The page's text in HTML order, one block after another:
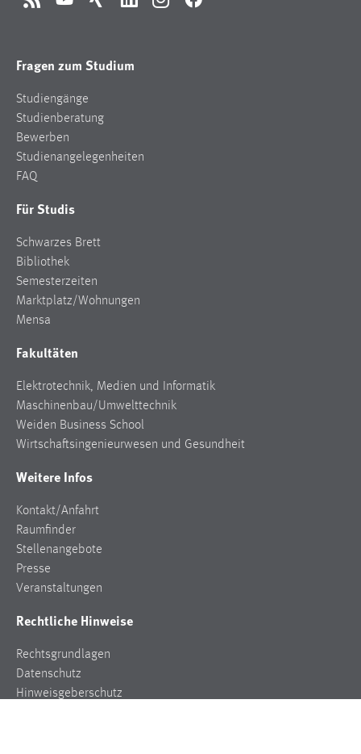
RSS YouTubeXing LinkedInInstagramFacebook
Fragen zum Studium
Studiengänge
Studienberatung
Bewerben
Studienangelegenheiten
FAQ
Für Studis
Schwarzes Brett
Bibliothek
Semesterzeiten
Marktplatz/Wohnungen
Mensa
Fakultäten
Elektrotechnik, Medien und Informatik
Maschinenbau/Umwelttechnik
Weiden Business School
Wirtschaftsingenieurwesen und Gesundheit
Weitere Infos
Kontakt/Anfahrt
Raumfinder
Stellenangebote
Presse
Veranstaltungen
Rechtliche Hinweise
Rechtsgrundlagen
Datenschutz
Hinweisgeberschutz